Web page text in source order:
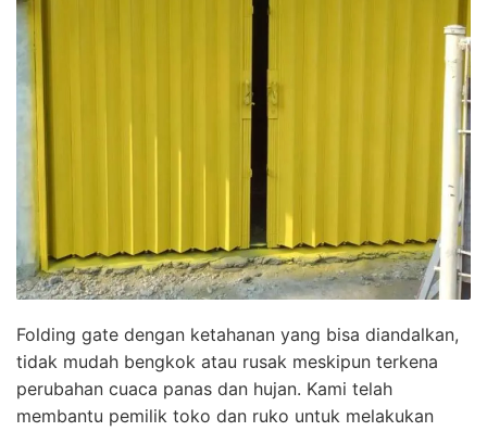
Folding gate dengan ketahanan yang bisa diandalkan,
tidak mudah bengkok atau rusak meskipun terkena
perubahan cuaca panas dan hujan. Kami telah
membantu pemilik toko dan ruko untuk melakukan